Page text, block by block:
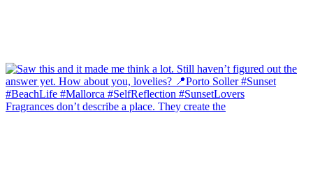
Fragrances don’t describe a place. They create the